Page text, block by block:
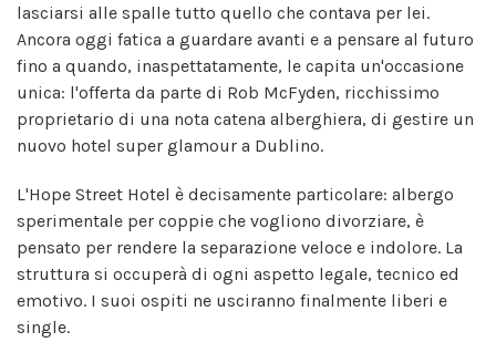
lasciarsi alle spalle tutto quello che contava per lei.
Ancora oggi fatica a guardare avanti e a pensare al futuro
fino a quando, inaspettatamente, le capita un'occasione
unica: l'offerta da parte di Rob McFyden, ricchissimo
proprietario di una nota catena alberghiera, di gestire un
nuovo hotel super glamour a Dublino.
L'Hope Street Hotel è decisamente particolare: albergo
sperimentale per coppie che vogliono divorziare, è
pensato per rendere la separazione veloce e indolore. La
struttura si occuperà di ogni aspetto legale, tecnico ed
emotivo. I suoi ospiti ne usciranno finalmente liberi e
single.